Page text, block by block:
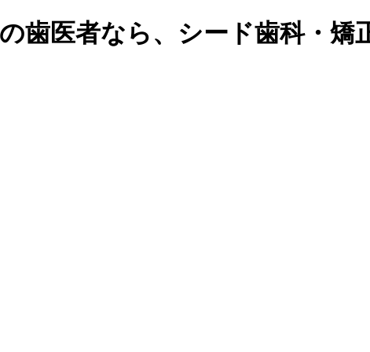
歯医者なら、シード歯科・矯